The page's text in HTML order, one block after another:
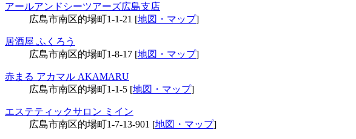
アールアンドシーツアーズ広島支店
広島市南区的場町1-1-21 [地図・マップ]
居酒屋 ふくろう
広島市南区的場町1-8-17 [地図・マップ]
赤まる アカマル AKAMARU
広島市南区的場町1-1-5 [地図・マップ]
エステティックサロン ミイン
広島市南区的場町1-7-13-901 [地図・マップ]